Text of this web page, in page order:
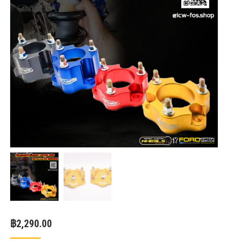
฿2,290.00